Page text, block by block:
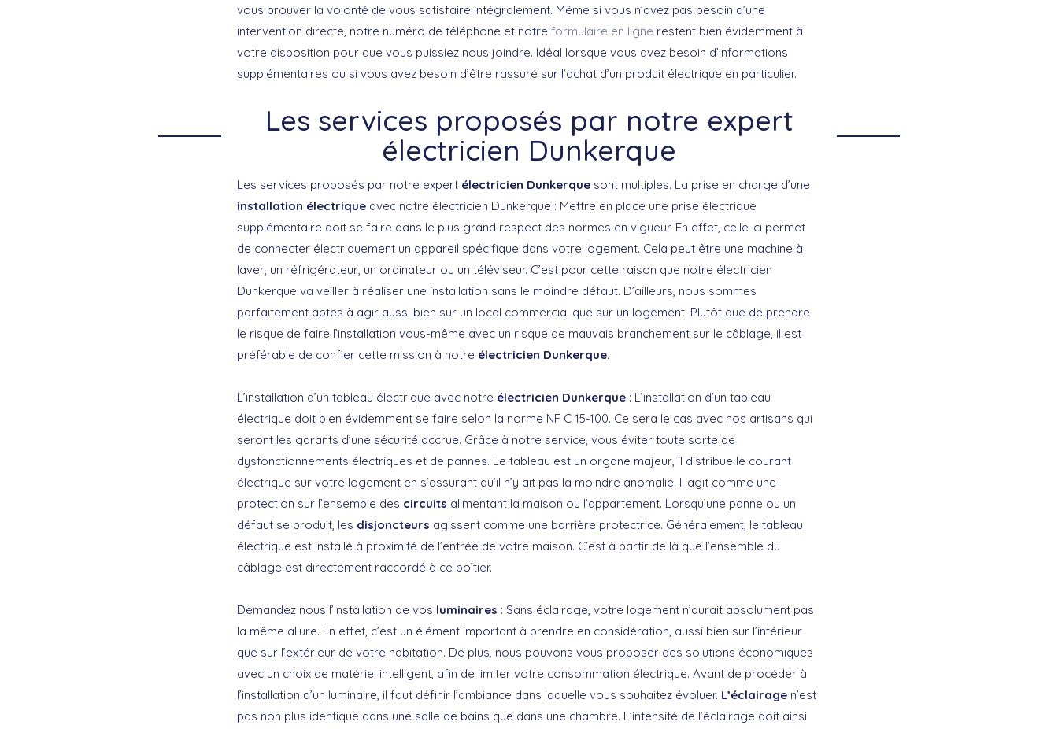
vous prouver la volonté de vous satisfaire intégralement. Même si vous n’avez pas besoin d’une
intervention directe, notre numéro de téléphone et notre formulaire en ligne restent bien évidemment à
votre disposition pour que vous puissiez nous joindre. Idéal lorsque vous avez besoin d’informations
supplémentaires ou si vous avez besoin d’être rassuré sur l’achat d’un produit électrique en particulier.
Les services proposés par notre expert
électricien Dunkerque
Les services proposés par notre expert électricien Dunkerque sont multiples. La prise en charge d’une
installation électrique avec notre électricien Dunkerque : Mettre en place une prise électrique
supplémentaire doit se faire dans le plus grand respect des normes en vigueur. En effet, celle-ci permet
de connecter électriquement un appareil spécifique dans votre logement. Cela peut être une machine à
laver, un réfrigérateur, un ordinateur ou un téléviseur. C’est pour cette raison que notre électricien
Dunkerque va veiller à réaliser une installation sans le moindre défaut. D’ailleurs, nous sommes
parfaitement aptes à agir aussi bien sur un local commercial que sur un logement. Plutôt que de prendre
le risque de faire l’installation vous-même avec un risque de mauvais branchement sur le câblage, il est
préférable de confier cette mission à notre électricien Dunkerque.
L’installation d’un tableau électrique avec notre électricien Dunkerque : L’installation d’un tableau
électrique doit bien évidemment se faire selon la norme NF C 15-100. Ce sera le cas avec nos artisans qui
seront les garants d’une sécurité accrue. Grâce à notre service, vous éviter toute sorte de
dysfonctionnements électriques et de pannes. Le tableau est un organe majeur, il distribue le courant
électrique sur votre logement en s’assurant qu’il n’y ait pas la moindre anomalie. Il agit comme une
protection sur l’ensemble des circuits alimentant la maison ou l’appartement. Lorsqu’une panne ou un
défaut se produit, les disjoncteurs agissent comme une barrière protectrice. Généralement, le tableau
électrique est installé à proximité de l’entrée de votre maison. C’est à partir de là que l’ensemble du
câblage est directement raccordé à ce boîtier.
Demandez nous l’installation de vos luminaires : Sans éclairage, votre logement n’aurait absolument pas
la même allure. En effet, c’est un élément important à prendre en considération, aussi bien sur l’intérieur
que sur l’extérieur de votre habitation. De plus, nous pouvons vous proposer des solutions économiques
avec un choix de matériel intelligent, afin de limiter votre consommation électrique. Avant de procéder à
l’installation d’un luminaire, il faut définir l’ambiance dans laquelle vous souhaitez évoluer. L’éclairage n’est
pas non plus identique dans une salle de bains que dans une chambre. L’intensité de l’éclairage doit ainsi